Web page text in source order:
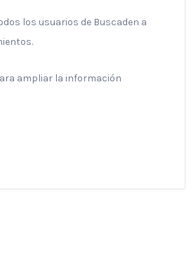
los usuarios de Buscaden a
ampliar la información